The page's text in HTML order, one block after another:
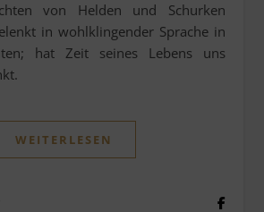
von Helden und Schurken
in wohlklingender Sprache in
hat Zeit seines Lebens uns
WEITERLESEN